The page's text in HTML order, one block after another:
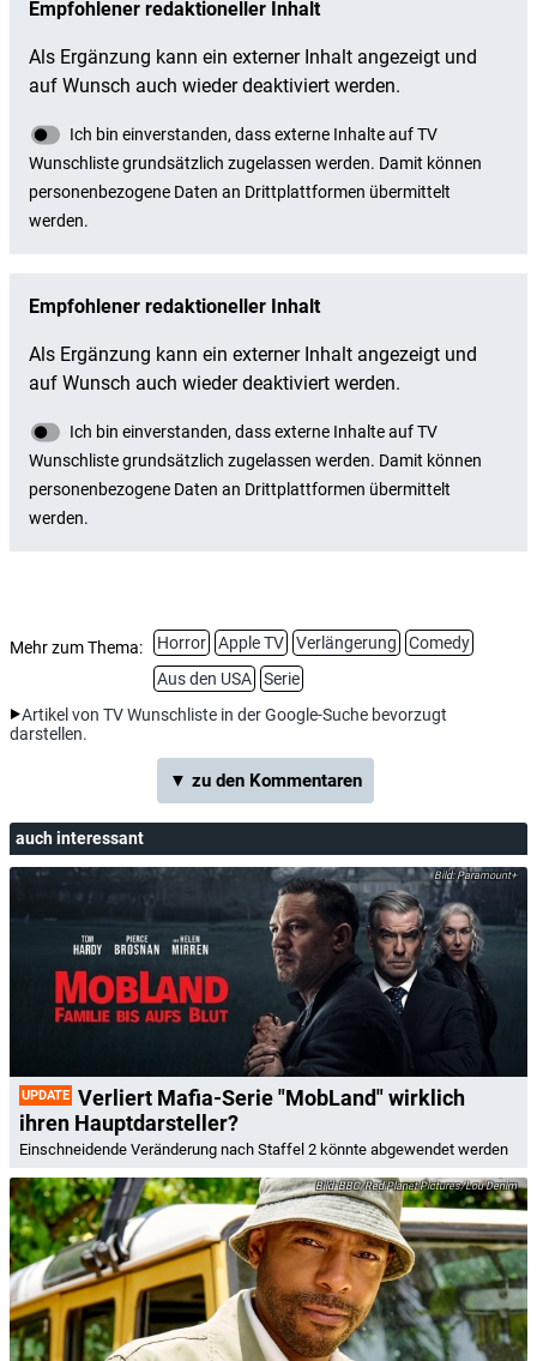
Mehr zum Thema: Horror Apple TV Verlängerung
Comedy
Aus den USA
Serie
Artikel von TV Wunschliste in der Google-Suche bevorzugt
darstellen.
▼ zu den Kommentaren
auch interessant
Paramount+
UPDATE Verliert Mafia-Serie "MobLand" wirklich
ihren Hauptdarsteller?
Einschneidende Veränderung nach Staffel 2 könnte abgewendet werden
BBC/Red Planet Pictures/Lou Denim